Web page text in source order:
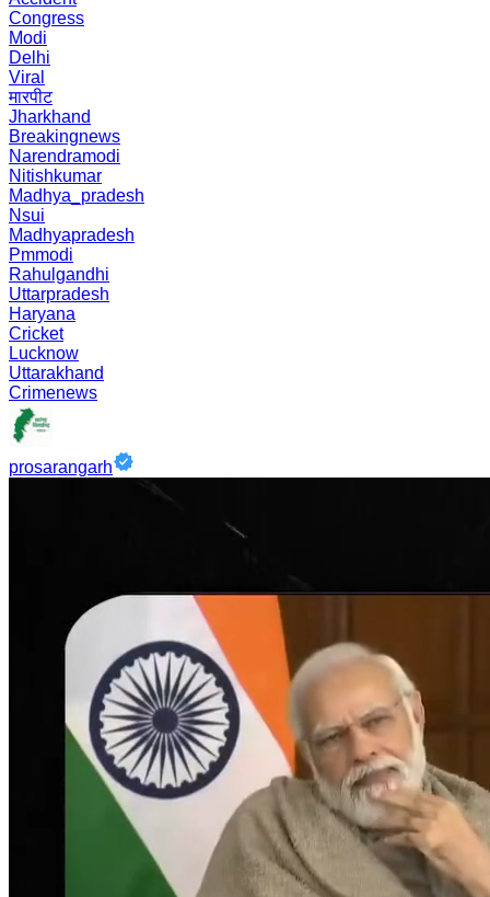
Congress
Modi
Delhi
Viral
मारपीट
Jharkhand
Breakingnews
Narendramodi
Nitishkumar
Madhya_pradesh
Nsui
Madhyapradesh
Pmmodi
Rahulgandhi
Uttarpradesh
Haryana
Cricket
Lucknow
Uttarakhand
Crimenews
prosarangarh